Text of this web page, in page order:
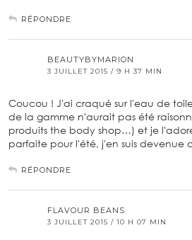
RÉPONDRE
BEAUTYBYMARION
3 JUILLET 2015 / 9 H 37 MIN
Coucou ! J'ai craqué sur l'eau de
de la gamme n'aurait pas été
produits the body shop…) et je
parfaite pour l'été, j'en suis devenue
RÉPONDRE
FLAVOUR BEANS
3 JUILLET 2015 / 10 H 07 MIN